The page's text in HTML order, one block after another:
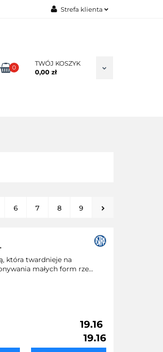
Strefa klienta
Dodaj zgłoszenie
0
TWÓJ KOSZYK
0,00 zł
6 7 8 9
która twardnieje na
małych form rze...
19.16
19.16